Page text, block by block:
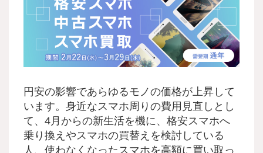
円安の影響であらゆるモノの価格が上昇して
います。身近なスマホ周りの費用見直しとし
て、4月からの新生活を機に、格安スマホへ
乗り換えやスマホの買替えを検討している
人、使わなくなったスマホを高額に買い取っ